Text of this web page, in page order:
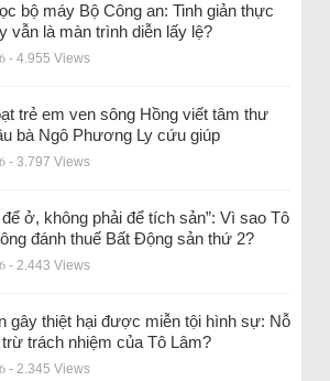
bộ máy Bộ Công an: Tinh giản thực
vẫn là màn trình diễn lấy lệ?
- 4.955 Views
trẻ em ven sông Hồng viết tâm thư
bà Ngô Phương Ly cứu giúp
- 3.797 Views
để ở, không phải để tích sản”: Vì sao Tô
đánh thuế Bất Động sản thứ 2?
- 2.443 Views
gây thiệt hại được miễn tội hình sự: Nỗ
trách nhiệm của Tô Lâm?
- 2.345 Views